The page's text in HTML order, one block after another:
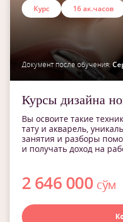
Курс 16 ак.часов
Документ после обучения:
Курсы дизайна
Вы освоите такие
тату и акварель,
занятия и разборы
и получать доход на
2 646 000 сўм